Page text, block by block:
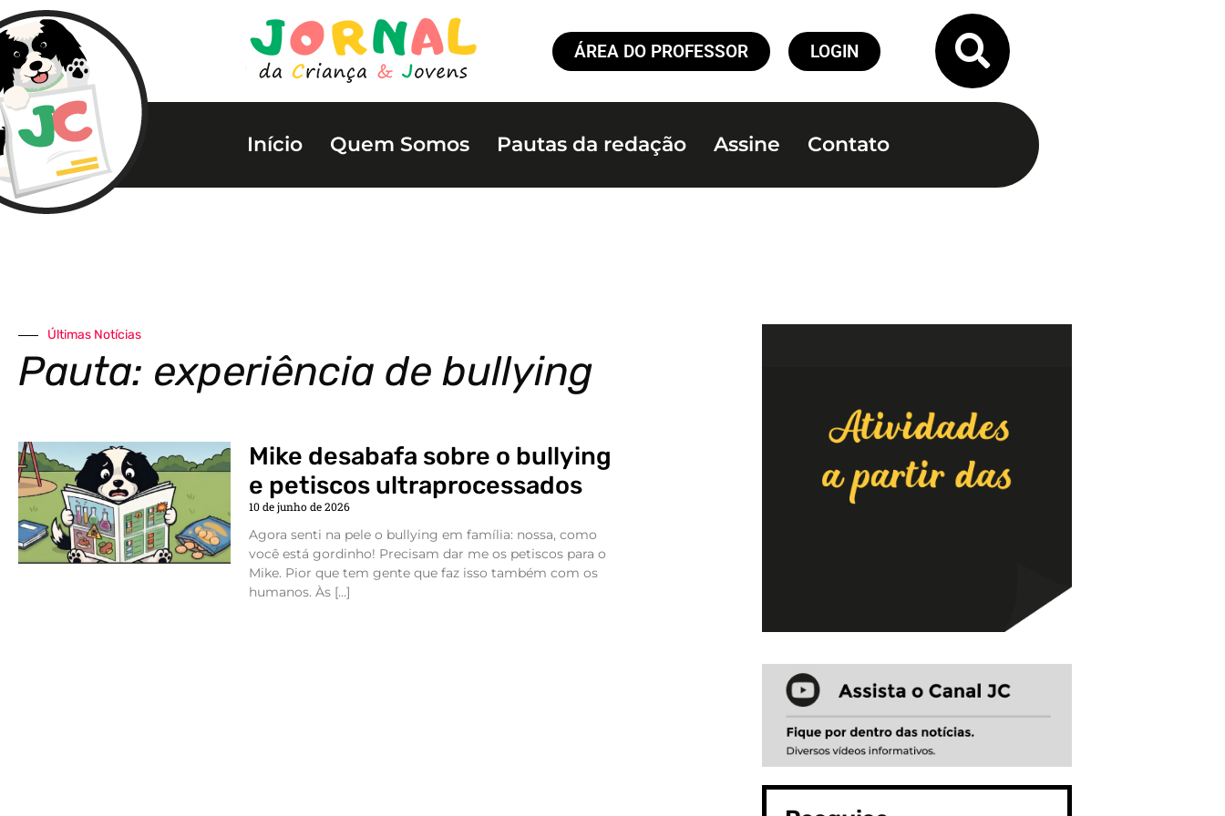
ÁREA DO PROFESSOR LOGIN
Início Quem Somos Pautas da redação Assine Contato
Últimas Notícias
Pauta: experiência de bullying
Mike desabafa sobre o bullying
e petiscos ultraprocessados
10 de junho de 2026
Agora senti na pele o bullying em família: nossa, como
você está gordinho! Precisam dar me os petiscos para o
Mike. Pior que tem gente que faz isso também com os
humanos. Às […]